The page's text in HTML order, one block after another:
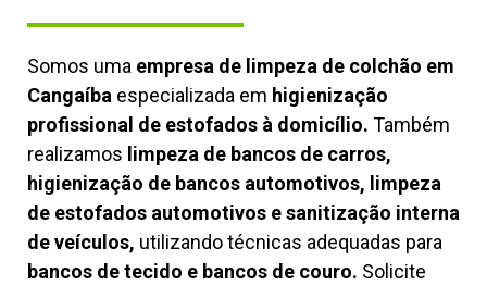
Somos uma empresa de limpeza de colchão em
Cangaíba especializada em higienização
profissional de estofados à domicílio. Também
realizamos limpeza de bancos de carros,
higienização de bancos automotivos, limpeza
de estofados automotivos e sanitização interna
de veículos, utilizando técnicas adequadas para
bancos de tecido e bancos de couro. Solicite